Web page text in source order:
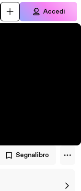
Accedi
Segnalibro